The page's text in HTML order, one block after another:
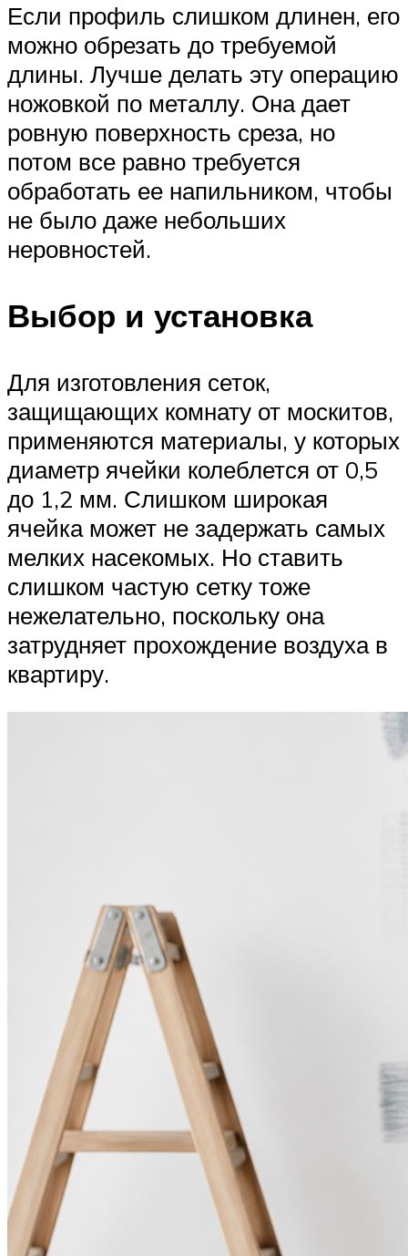
Если профиль слишком длинен, его
можно обрезать до требуемой
длины. Лучше делать эту операцию
ножовкой по металлу. Она дает
ровную поверхность среза, но
потом все равно требуется
обработать ее напильником, чтобы
не было даже небольших
неровностей.
Выбор и установка
Для изготовления сеток,
защищающих комнату от москитов,
применяются материалы, у которых
диаметр ячейки колеблется от 0,5
до 1,2 мм. Слишком широкая
ячейка может не задержать самых
мелких насекомых. Но ставить
слишком частую сетку тоже
нежелательно, поскольку она
затрудняет прохождение воздуха в
квартиру.